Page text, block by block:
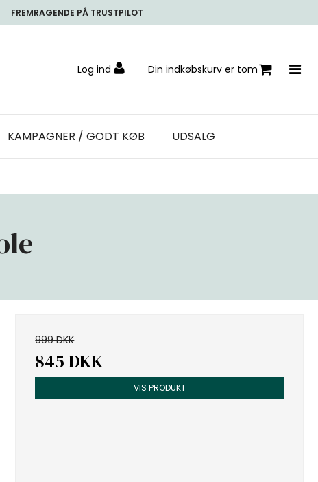
FREMRAGENDE PÅ TRUSTPILOT
Log ind Din indkøbskurv er tom
KAMPAGNER / GODT KØB UDSALG
999 DKK
845 DKK
VIS PRODUKT